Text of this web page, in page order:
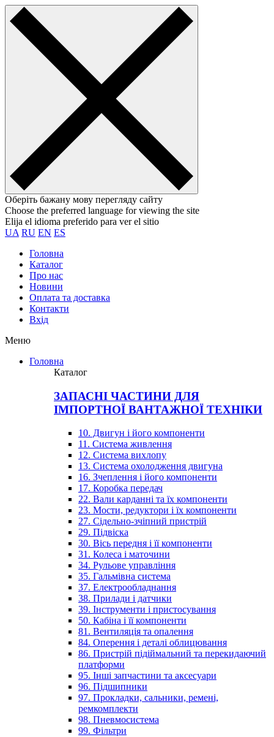
Оберіть бажану мову перегляду сайту
Choose the preferred language for viewing the site
Elija el idioma preferido para ver el sitio
UA RU EN ES
Головна
Каталог
Про нас
Новини
Оплата та доставка
Контакти
Вхiд
Меню
Головна
Каталог
ЗАПАСНІ ЧАСТИНИ ДЛЯ
ІМПОРТНОЇ ВАНТАЖНОЇ ТЕХНІКИ
10. Двигун і його компоненти
11. Система живлення
12. Система вихлопу
13. Система охолодження двигуна
16. Зчеплення і його компоненти
17. Коробка передач
22. Вали карданні та їх компоненти
23. Мости, редуктори і їх компоненти
27. Сідельно-зчіпний пристрій
29. Підвіска
30. Вісь передня і її компоненти
31. Колеса і маточини
34. Рульове управління
35. Гальмівна система
37. Електрообладнання
38. Прилади і датчики
39. Інструменти і пристосування
50. Кабіна і її компоненти
81. Вентиляція та опалення
84. Оперення і деталі облицювання
86. Пристрій підіймальний та перекидаючий
платформи
95. Інші запчастини та аксесуари
96. Підшипники
97. Прокладки, сальники, ремені,
ремкомплекти
98. Пневмосистема
99. Фільтри